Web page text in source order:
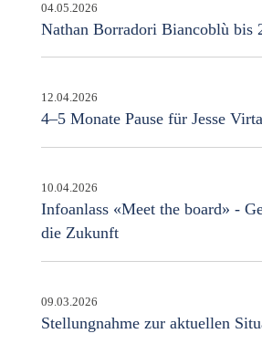
04.05.2026
Nathan Borradori Biancoblù bis
12.04.2026
4–5 Monate Pause für Jesse
10.04.2026
Infoanlass «Meet the board» -
die Zukunft
09.03.2026
Stellungnahme zur aktuellen